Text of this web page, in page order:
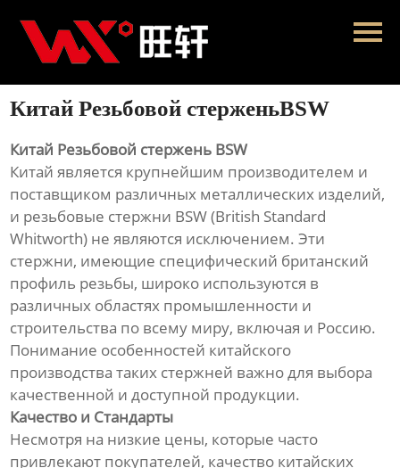
Главная
Продукция
Новости
О нас
Контакты
Китай Резьбовой стерженьBSW
Китай Резьбовой стержень BSW
Китай является крупнейшим производителем и
поставщиком различных металлических изделий,
и резьбовые стержни BSW (British Standard
Whitworth) не являются исключением. Эти
стержни, имеющие специфический британский
профиль резьбы, широко используются в
различных областях промышленности и
строительства по всему миру, включая и Россию.
Понимание особенностей китайского
производства таких стержней важно для выбора
качественной и доступной продукции.
Качество и Стандарты
Несмотря на низкие цены, которые часто
привлекают покупателей, качество китайских